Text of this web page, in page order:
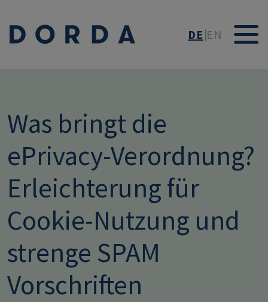
DE EN
Was bringt die
ePrivacy-Verordnung?
Erleichterung für
Cookie-Nutzung und
strenge SPAM
Vorschriften